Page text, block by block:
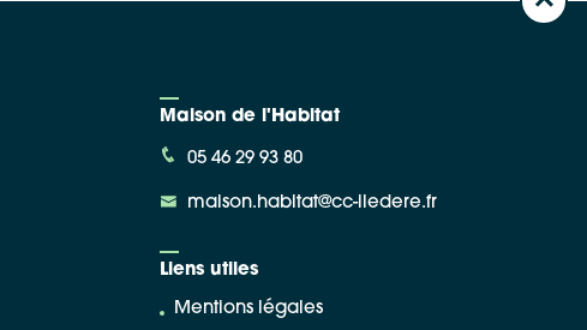
Maison de l'Habitat
05 46 29 93 80
maison.habitat@cc-iledere.fr
Liens utiles
Mentions légales